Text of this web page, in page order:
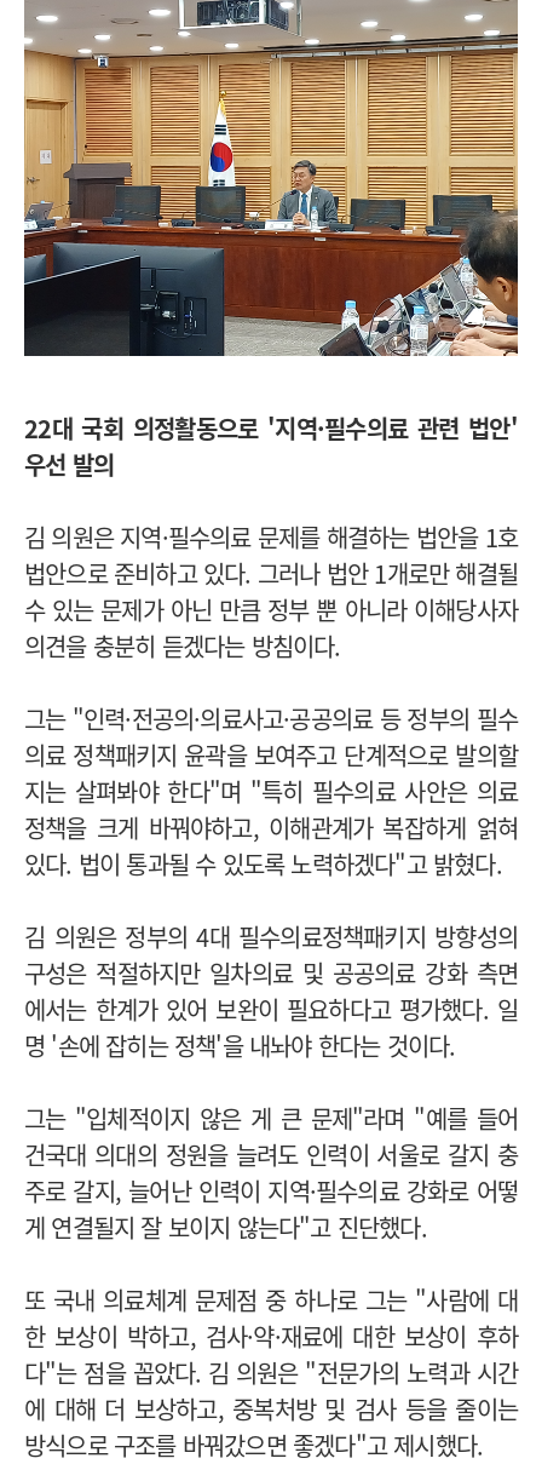
22대 국회 의정활동으로 '지역·필수의료 관련 법안'
우선 발의
김 의원은 지역·필수의료 문제를 해결하는 법안을 1호
법안으로 준비하고 있다. 그러나 법안 1개로만 해결될
수 있는 문제가 아닌 만큼 정부 뿐 아니라 이해당사자
의견을 충분히 듣겠다는 방침이다.
그는 "인력·전공의·의료사고·공공의료 등 정부의 필수
의료 정책패키지 윤곽을 보여주고 단계적으로 발의할
지는 살펴봐야 한다"며 "특히 필수의료 사안은 의료
정책을 크게 바꿔야하고, 이해관계가 복잡하게 얽혀
있다. 법이 통과될 수 있도록 노력하겠다"고 밝혔다.
김 의원은 정부의 4대 필수의료정책패키지 방향성의
구성은 적절하지만 일차의료 및 공공의료 강화 측면
에서는 한계가 있어 보완이 필요하다고 평가했다. 일
명 '손에 잡히는 정책'을 내놔야 한다는 것이다.
그는 "입체적이지 않은 게 큰 문제"라며 "예를 들어
건국대 의대의 정원을 늘려도 인력이 서울로 갈지 충
주로 갈지, 늘어난 인력이 지역·필수의료 강화로 어떻
게 연결될지 잘 보이지 않는다"고 진단했다.
또 국내 의료체계 문제점 중 하나로 그는 "사람에 대
한 보상이 박하고, 검사·약·재료에 대한 보상이 후하
다"는 점을 꼽았다. 김 의원은 "전문가의 노력과 시간
에 대해 더 보상하고, 중복처방 및 검사 등을 줄이는
방식으로 구조를 바꿔갔으면 좋겠다"고 제시했다.